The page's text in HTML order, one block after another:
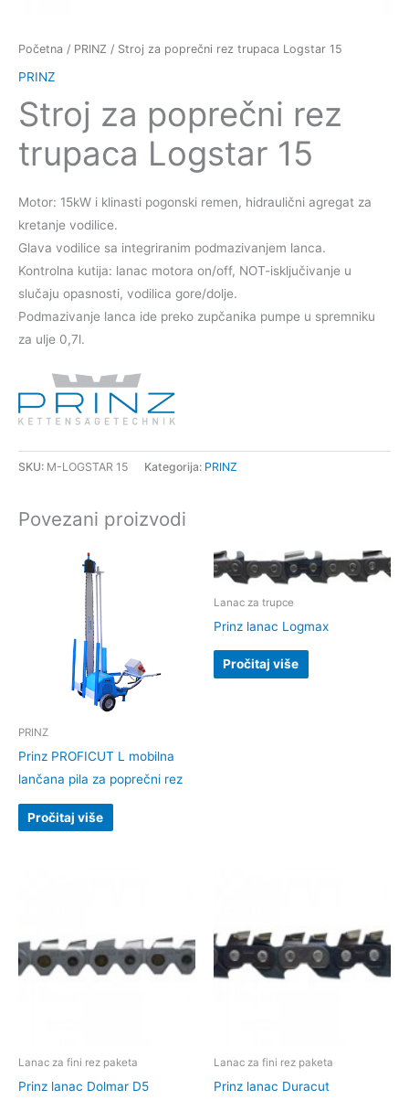
Početna / PRINZ / Stroj za poprečni rez trupaca Logstar 15
PRINZ
Stroj za poprečni rez
trupaca Logstar 15
Motor: 15kW i klinasti pogonski remen, hidraulični agregat za
kretanje vodilice.
Glava vodilice sa integriranim podmazivanjem lanca.
Kontrolna kutija: lanac motora on/off, NOT-isključivanje u
slučaju opasnosti, vodilica gore/dolje.
Podmazivanje lanca ide preko zupčanika pumpe u spremniku
za ulje 0,7l.
SKU: M-LOGSTAR 15 Kategorija: PRINZ
Povezani proizvodi
PRINZ
Prinz PROFICUT L mobilna
lančana pila za poprečni rez
Pročitaj više
Lanac za trupce
Prinz lanac Logmax
Pročitaj više
Lanac za fini rez paketa
Prinz lanac Dolmar D5
Lanac za fini rez paketa
Prinz lanac Duracut